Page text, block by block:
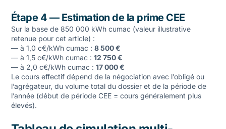
Étape 4 — Estimation de la prime CEE
Sur la base de 850 000 kWh cumac (valeur illustrative
retenue pour cet article) :
— à 1,0 c€/kWh cumac : 8 500 €
— à 1,5 c€/kWh cumac : 12 750 €
— à 2,0 c€/kWh cumac : 17 000 €
Le cours effectif dépend de la négociation avec l’obligé ou
l’agrégateur, du volume total du dossier et de la période de
l’année (début de période CEE = cours généralement plus
élevés).